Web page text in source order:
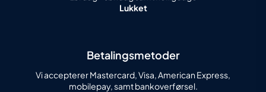
Lukket
Betalingsmetoder
Vi accepterer Mastercard, Visa, American Express,
mobilepay, samt bankoverførsel.